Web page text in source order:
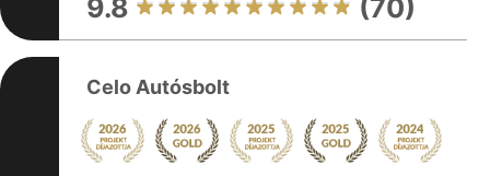
9.8 (70)
Celo Autósbolt